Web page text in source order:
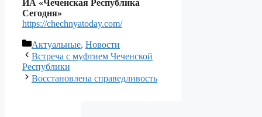
ИА «Чеченская Республика
Сегодня»
https://chechnyatoday.com/
Рубрики
Актуальные, Новости
Встреча с муфтием Чеченской
Республики
Восстановлена справедливость